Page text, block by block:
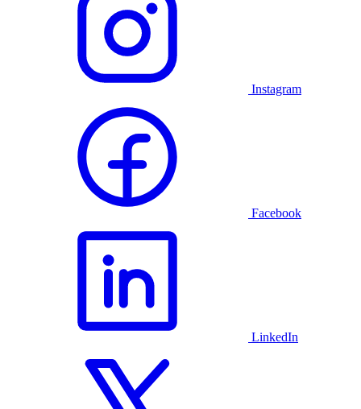
Instagram
Facebook
LinkedIn